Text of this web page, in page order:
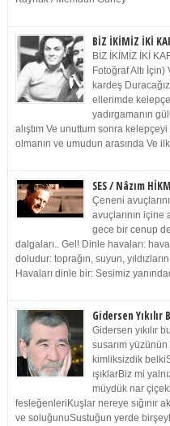
BİZ İKİMİZ İKİ
BİZ İKİMİZ İKİ
Fotoğraf Altı
kardeş
ellerimde
yadırgamanın
alıştım Ve unuttum sonra
olmanın ve umudun arasında Ve
SES / Nâzım
Çeneni
avuçlarının içine
gece bir cenup
dalgaları.. Gel! Dinle havaları:
doludur: toprağın, suyun,
Havaları dinle bir: Sesimiz
Gidersen
Gidersen yıkılır
susarım
kimliksizdik
ışıklarBiz mi
müydük nar
fesleğenleriKuşlar nereye sığınır
ve soluğunuSustuğun yerde